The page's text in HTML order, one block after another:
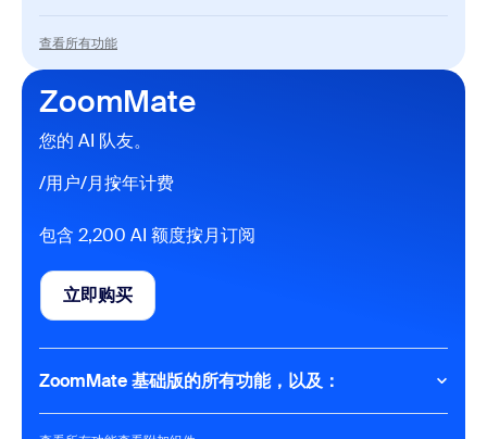
AI 功能
会议摘要（每月适用于 3 场由您主持的会议）
会议内问题（每月适用于 3 场由您主持的会议）
适用于 Zoom 和第三方会议平台的 AI 笔记功能
AI 查询（每月 20 次）
仅限在 Zoom 应用程序中运行的工作流程（每月可
AI Productivity Suite
有限的 AI 功能
AI 帮我写作 (Canvas) （每月 3 份文档）
Meetings
每次会议 40 分钟
每次会议 100 名参会者
查看所有功能
ZoomMate
您的 AI 队友。
/用户/月按年计费
包含 2,200 AI 额度按月订阅
立即购买
立即购买
ZoomMate 基础版的所有功能，以及：
AI 工作界面